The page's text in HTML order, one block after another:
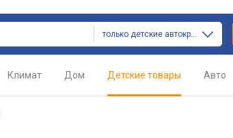
только детские автокресла
Климат Дом Детские товары Авто